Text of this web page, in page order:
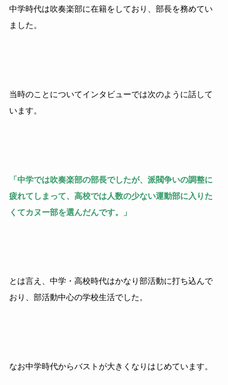
中学時代は吹奏楽部に在籍をしており、部長を務めてい
ました。
当時のことについてインタビューでは次のように話して
います。
「中学では吹奏楽部の部長でしたが、派閥争いの調整に
疲れてしまって、高校では人数の少ない運動部に入りた
くてカヌー部を選んだんです。」
とは言え、中学・高校時代はかなり部活動に打ち込んで
おり、部活動中心の学校生活でした。
なお中学時代からバストが大きくなりはじめています。